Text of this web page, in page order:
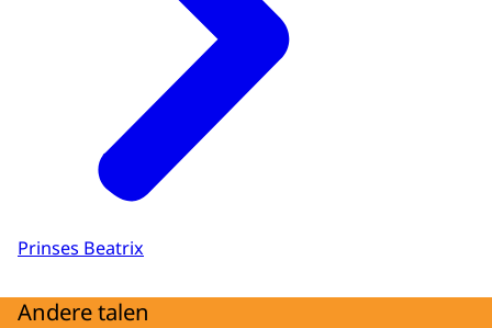
Prinses Beatrix
Andere talen